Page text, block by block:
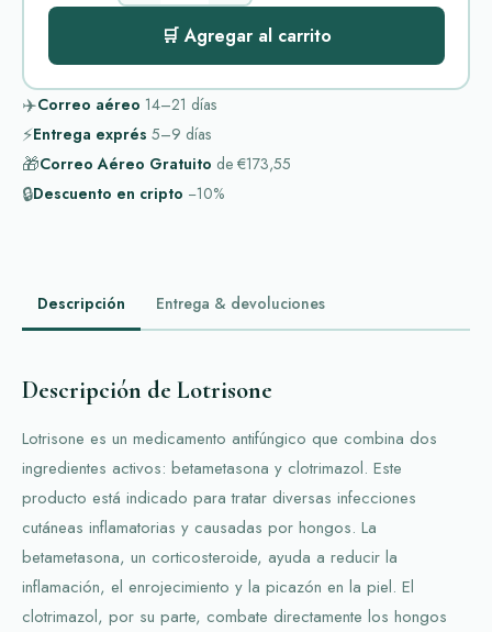
🛒 Agregar al carrito
✈️Correo aéreo 14–21 días
⚡Entrega exprés 5–9 días
🎁Correo Aéreo Gratuito de €173,55
🔒Descuento en cripto −10%
Descripción Entrega & devoluciones
Descripción de Lotrisone
Lotrisone es un medicamento antifúngico que combina dos
ingredientes activos: betametasona y clotrimazol. Este
producto está indicado para tratar diversas infecciones
cutáneas inflamatorias y causadas por hongos. La
betametasona, un corticosteroide, ayuda a reducir la
inflamación, el enrojecimiento y la picazón en la piel. El
clotrimazol, por su parte, combate directamente los hongos